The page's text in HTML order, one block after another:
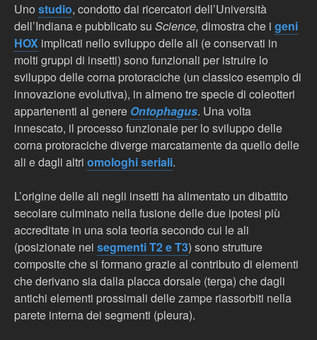
Uno studio, condotto dai ricercatori dell’Università
dell’Indiana e pubblicato su Science, dimostra che i geni
HOX implicati nello sviluppo delle ali (e conservati in
molti gruppi di insetti) sono funzionali per istruire lo
sviluppo delle corna protoraciche (un classico esempio di
innovazione evolutiva), in almeno tre specie di coleotteri
appartenenti al genere Ontophagus. Una volta
innescato, il processo funzionale per lo sviluppo delle
corna protoraciche diverge marcatamente da quello delle
ali e dagli altri omologhi seriali.
L’origine delle ali negli insetti ha alimentato un dibattito
secolare culminato nella fusione delle due ipotesi più
accreditate in una sola teoria secondo cui le ali
(posizionate nei segmenti T2 e T3) sono strutture
composite che si formano grazie al contributo di elementi
che derivano sia dalla placca dorsale (terga) che dagli
antichi elementi prossimali delle zampe riassorbiti nella
parete interna dei segmenti (pleura).